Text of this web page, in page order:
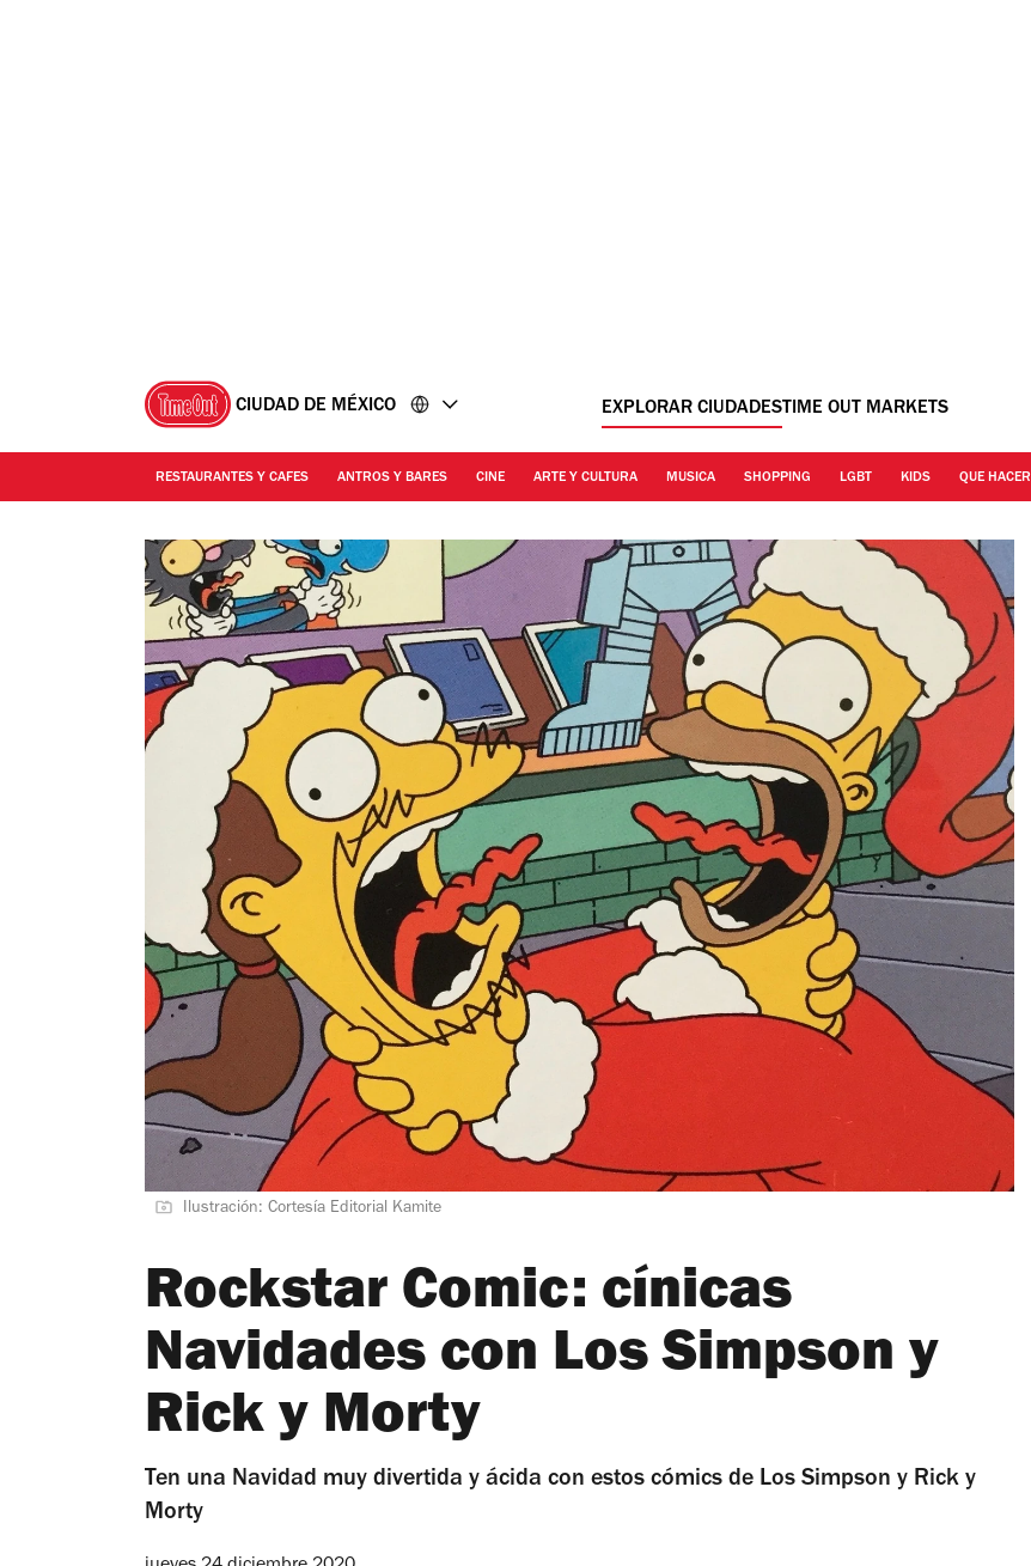
CIUDAD DE MÉXICO EXPLORAR CIUDADESTIME OUT MARKETS
RESTAURANTES Y CAFES ANTROS Y BARES CINE ARTE Y CULTURA MUSICA SHOPPING LGBT KIDS QUE HACER
Ilustración: Cortesía Editorial Kamite
Rockstar Comic: cínicas
Navidades con Los Simpson y
Rick y Morty
Ten una Navidad muy divertida y ácida con estos cómics de Los Simpson y Rick y
Morty